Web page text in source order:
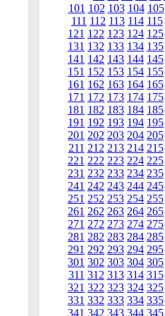
101 102 103 104 105
111 112 113 114 115
121 122 123 124 125
131 132 133 134 135
141 142 143 144 145
151 152 153 154 155
161 162 163 164 165
171 172 173 174 175
181 182 183 184 185
191 192 193 194 195
201 202 203 204 205
211 212 213 214 215
221 222 223 224 225
231 232 233 234 235
241 242 243 244 245
251 252 253 254 255
261 262 263 264 265
271 272 273 274 275
281 282 283 284 285
291 292 293 294 295
301 302 303 304 305
311 312 313 314 315
321 322 323 324 325
331 332 333 334 335
341 342 343 344 345